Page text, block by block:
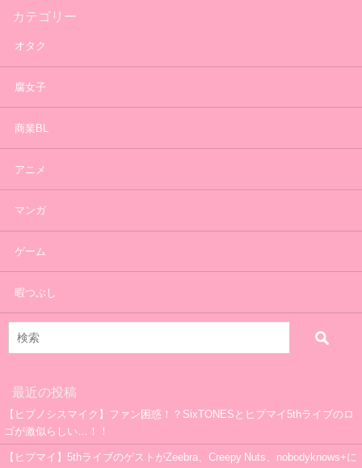
カテゴリー
オタク
腐女子
商業BL
アニメ
マンガ
ゲーム
暇つぶし
最近の投稿
【ヒプノシスマイク】ファン困惑！？SixTONESとヒプマイ5thライブのロ
ゴが激似らしい…！！
【ヒプマイ】5thライブのゲストがZeebra、Creepy Nuts、nobodyknows+に